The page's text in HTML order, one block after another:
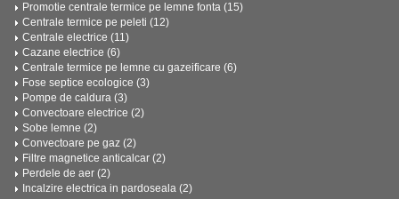
Promotie centrale termice pe lemne fonta (15)
Centrale termice pe peleti (12)
Centrale electrice (11)
Cazane electrice (6)
Centrale termice pe lemne cu gazeificare (6)
Fose septice ecologice (3)
Pompe de caldura (3)
Convectoare electrice (2)
Sobe lemne (2)
Convectoare pe gaz (2)
Filtre magnetice anticalcar (2)
Perdele de aer (2)
Incalzire electrica in pardoseala (2)